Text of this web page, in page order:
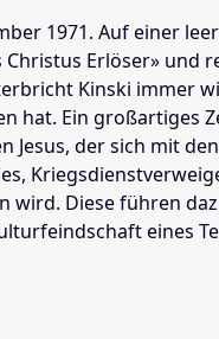
1971. Auf einer
Christus Erlöser»
Kinski immer
hat. Ein großartiges
der sich mit
wird. Diese führen
eines